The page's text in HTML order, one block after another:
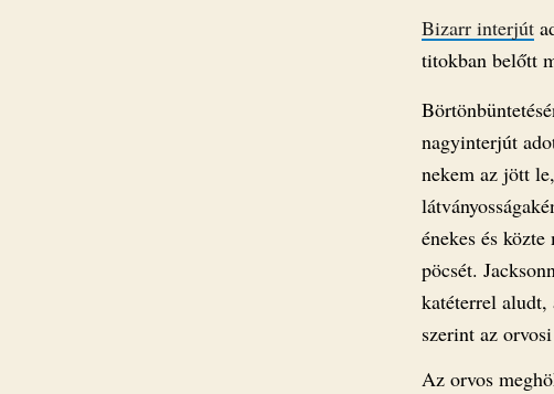
Bizarr interjút
titokban belőtt
nagyinterjút
nekem az jött
énekes és
pöcsét.
katéterrel
szerint az
Az orvos